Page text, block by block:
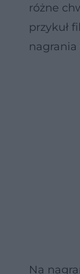
różne
przykuł
Na